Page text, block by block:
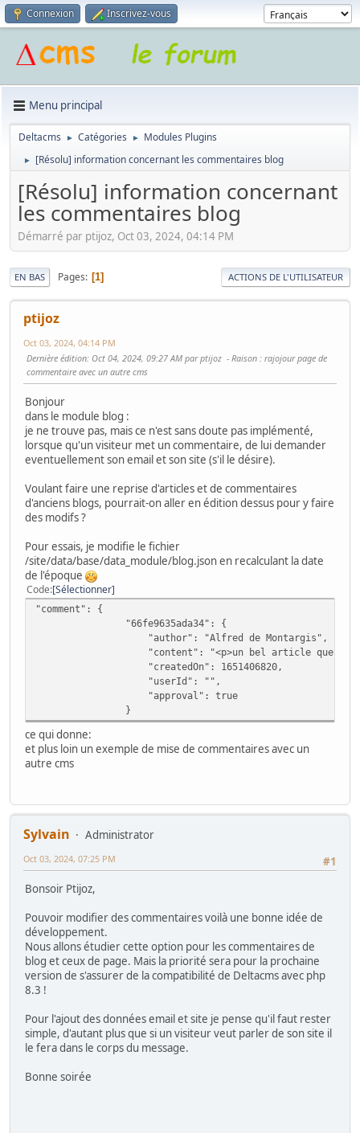
Connexion Inscrivez-vous
Menu principal
Deltacms ► Catégories ► Modules Plugins
► [Résolu] information concernant les commentaires blog
[Résolu] information concernant
les commentaires blog
Démarré par ptijoz, Oct 03, 2024, 04:14 PM
EN BAS Pages 1 ACTIONS DE L'UTILISATEUR
ptijoz
Oct 03, 2024, 04:14 PM
Dernière édition: Oct 04, 2024, 09:27 AM par ptijoz Raison : rajojour page de
commentaire avec un autre cms
Bonjour
dans le module blog :
je ne trouve pas, mais ce n'est sans doute pas implémenté,
lorsque qu'un visiteur met un commentaire, de lui demander
eventuellement son email et son site (s'il le désire).
Voulant faire une reprise d'articles et de commentaires
d'anciens blogs, pourrait-on aller en édition dessus pour y faire
des modifs ?
Pour essais, je modifie le fichier
/site/data/base/data_module/blog.json en recalculant la date
de l'époque
Code Sélectionner
"comment": {
"66fe9635ada34": {
"author": "Alfred de Montargis",
"content": "<p>un bel article que je range
"createdOn": 1651406820,
"userId": "",
"approval": true
}
ce qui donne:
et plus loin un exemple de mise de commentaires avec un
autre cms
Sylvain
Administrator
#1
Oct 03, 2024, 07:25 PM
Bonsoir Ptijoz,
Pouvoir modifier des commentaires voilà une bonne idée de
développement.
Nous allons étudier cette option pour les commentaires de
blog et ceux de page. Mais la priorité sera pour la prochaine
version de s'assurer de la compatibilité de Deltacms avec php
8.3 !
Pour l'ajout des données email et site je pense qu'il faut rester
simple, d'autant plus que si un visiteur veut parler de son site il
le fera dans le corps du message.
Bonne soirée